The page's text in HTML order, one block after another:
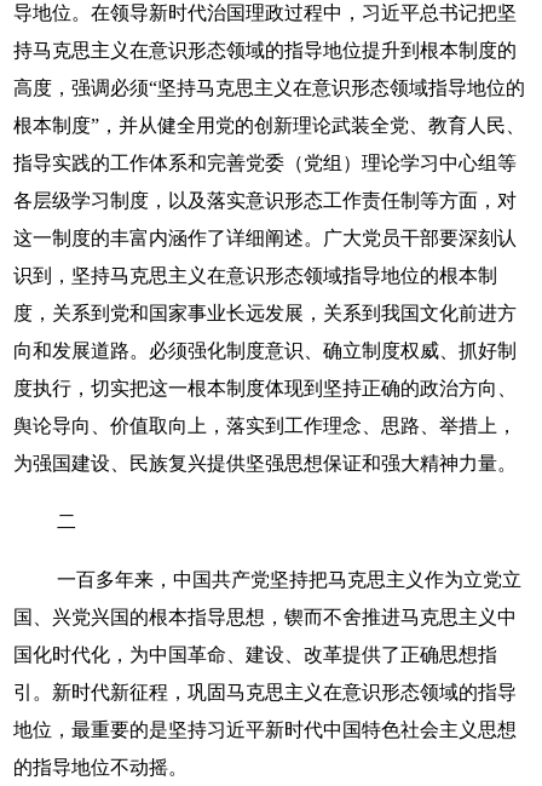
导地位。在领导新时代治国理政过程中，习近平总书记把坚
持马克思主义在意识形态领域的指导地位提升到根本制度的
高度，强调必须“坚持马克思主义在意识形态领域指导地位的
根本制度”，并从健全用党的创新理论武装全党、教育人民、
指导实践的工作体系和完善党委（党组）理论学习中心组等
各层级学习制度，以及落实意识形态工作责任制等方面，对
这一制度的丰富内涵作了详细阐述。广大党员干部要深刻认
识到，坚持马克思主义在意识形态领域指导地位的根本制
度，关系到党和国家事业长远发展，关系到我国文化前进方
向和发展道路。必须强化制度意识、确立制度权威、抓好制
度执行，切实把这一根本制度体现到坚持正确的政治方向、
舆论导向、价值取向上，落实到工作理念、思路、举措上，
为强国建设、民族复兴提供坚强思想保证和强大精神力量。
二
一百多年来，中国共产党坚持把马克思主义作为立党立
国、兴党兴国的根本指导思想，锲而不舍推进马克思主义中
国化时代化，为中国革命、建设、改革提供了正确思想指
引。新时代新征程，巩固马克思主义在意识形态领域的指导
地位，最重要的是坚持习近平新时代中国特色社会主义思想
的指导地位不动摇。